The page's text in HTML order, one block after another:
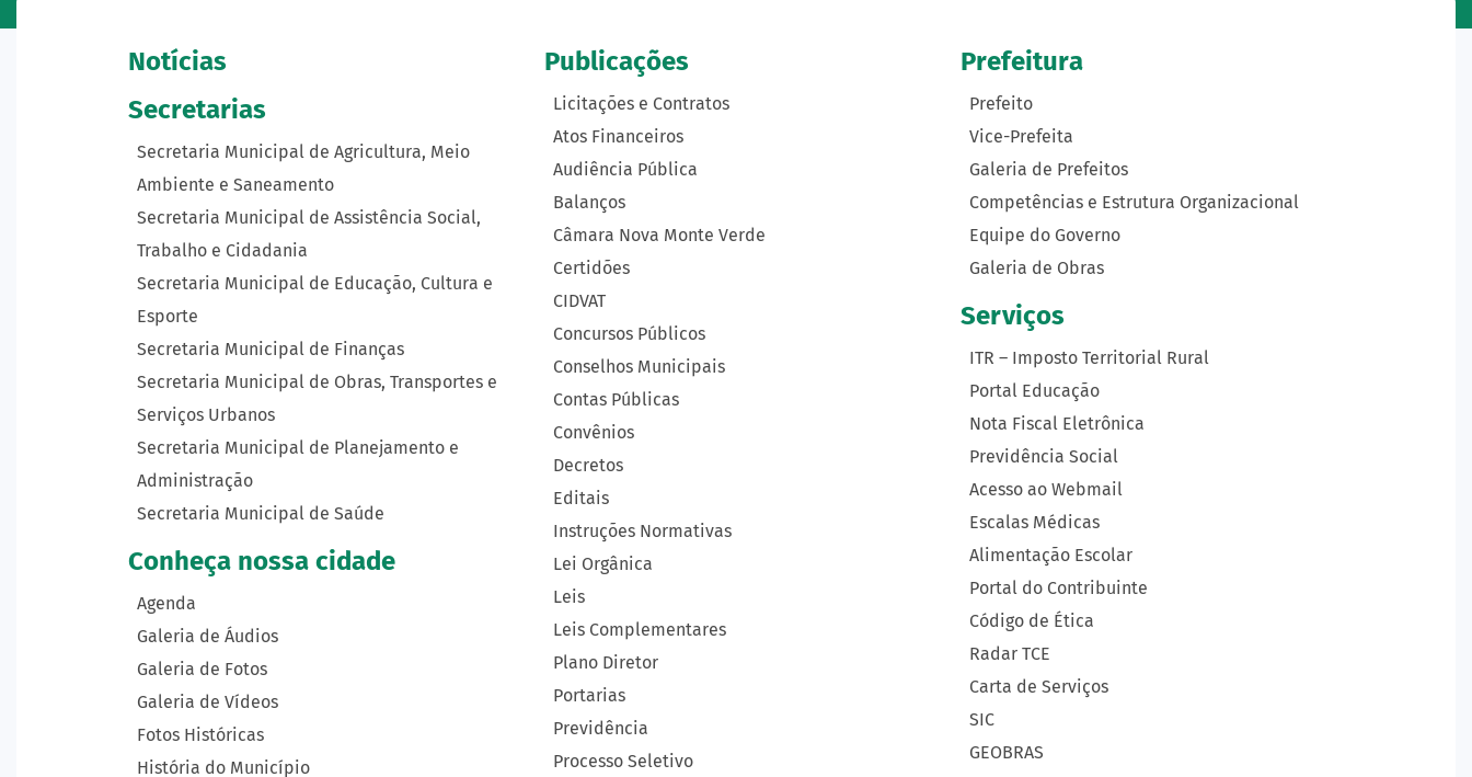
Notícias
Secretarias
Secretaria Municipal de Agricultura, Meio
Ambiente e Saneamento
Secretaria Municipal de Assistência Social,
Trabalho e Cidadania
Secretaria Municipal de Educação, Cultura e
Esporte
Secretaria Municipal de Finanças
Secretaria Municipal de Obras, Transportes e
Serviços Urbanos
Secretaria Municipal de Planejamento e
Administração
Secretaria Municipal de Saúde
Conheça nossa cidade
Agenda
Galeria de Áudios
Galeria de Fotos
Galeria de Vídeos
Fotos Históricas
História do Município
Publicações
Licitações e Contratos
Atos Financeiros
Audiência Pública
Balanços
Câmara Nova Monte Verde
Certidões
CIDVAT
Concursos Públicos
Conselhos Municipais
Contas Públicas
Convênios
Decretos
Editais
Instruções Normativas
Lei Orgânica
Leis
Leis Complementares
Plano Diretor
Portarias
Previdência
Processo Seletivo
Prefeitura
Prefeito
Vice-Prefeita
Galeria de Prefeitos
Competências e Estrutura Organizacional
Equipe do Governo
Galeria de Obras
Serviços
ITR – Imposto Territorial Rural
Portal Educação
Nota Fiscal Eletrônica
Previdência Social
Acesso ao Webmail
Escalas Médicas
Alimentação Escolar
Portal do Contribuinte
Código de Ética
Radar TCE
Carta de Serviços
SIC
GEOBRAS